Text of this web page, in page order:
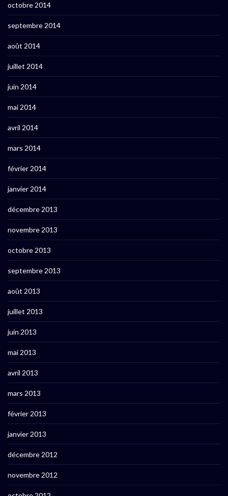
octobre 2014
septembre 2014
août 2014
juillet 2014
juin 2014
mai 2014
avril 2014
mars 2014
février 2014
janvier 2014
décembre 2013
novembre 2013
octobre 2013
septembre 2013
août 2013
juillet 2013
juin 2013
mai 2013
avril 2013
mars 2013
février 2013
janvier 2013
décembre 2012
novembre 2012